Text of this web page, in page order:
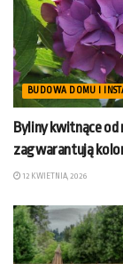
BUDOWA DOMU I
Byliny kwitnące
zagwarantują
12 KWIETNIA, 2026